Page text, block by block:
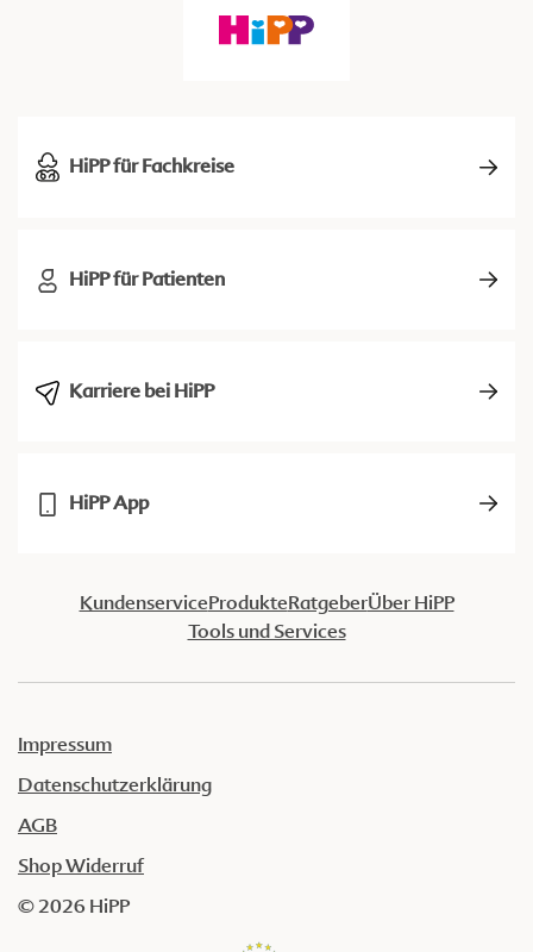
HiPP für Fachkreise
HiPP für Patienten
Karriere bei HiPP
HiPP App
KundenserviceProdukteRatgeberÜber HiPP
Tools und Services
Impressum
Datenschutzerklärung
AGB
Shop Widerruf
© 2026 HiPP